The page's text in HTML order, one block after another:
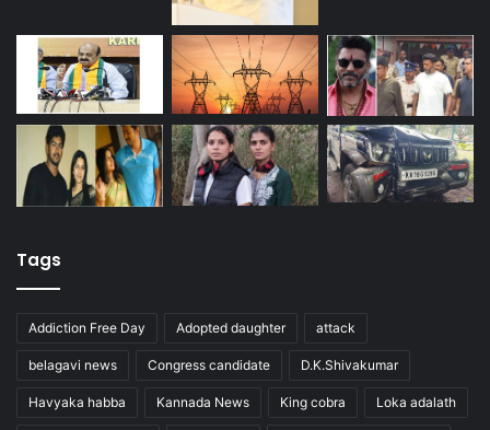
Tags
Addiction Free Day Adopted daughter attack
belagavi news Congress candidate D.K.Shivakumar
Havyaka habba Kannada News King cobra Loka adalath